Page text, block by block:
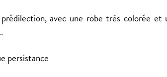
avec une robe très colorée et
persistance